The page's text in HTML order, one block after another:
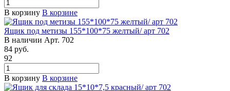
В корзину В корзине
Ящик под метизы 155*100*75 желтый/ арт 702
В наличии Арт. 702
84 руб.
92
В корзину В корзине